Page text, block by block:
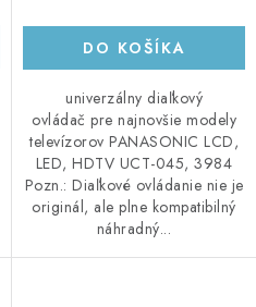
DO KOŠÍKA
univerzálny diaľkový
ovládač pre najnovšie modely
televízorov PANASONIC LCD,
LED, HDTV UCT-045, 3984
Pozn.: Diaľkové ovládanie nie je
originál, ale plne kompatibilný
náhradný...